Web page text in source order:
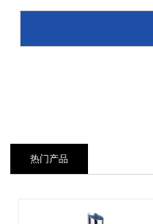
热门产品